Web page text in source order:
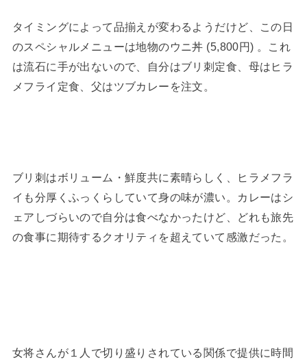
タイミングによって品揃えが変わるようだけど、この日
のスペシャルメニューは地物のウニ丼 (5,800円) 。これ
は流石に手が出ないので、自分はブリ刺定食、母はヒラ
メフライ定食、父はツブカレーを注文。
ブリ刺はボリューム・鮮度共に素晴らしく、ヒラメフラ
イも分厚くふっくらしていて身の味が濃い。カレーはシ
ェアしづらいので自分は食べなかったけど、どれも旅先
の食事に期待するクオリティを超えていて感激だった。
女将さんが１人で切り盛りされている関係で提供に時間